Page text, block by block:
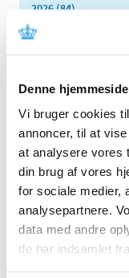
Denne
Vi bruger cookies
annoncer, til at
at analysere vores
din brug af vores
for sociale medier,
analysepartnere.
data med andre
de har indsamlet
2026 (84)
2025 (158)
2024 (224)
2022 (197)
2021 (516)
2020 (263)
2019 (159)
2018 (150)
2017 (167)
2016 (167)
2015 (33)